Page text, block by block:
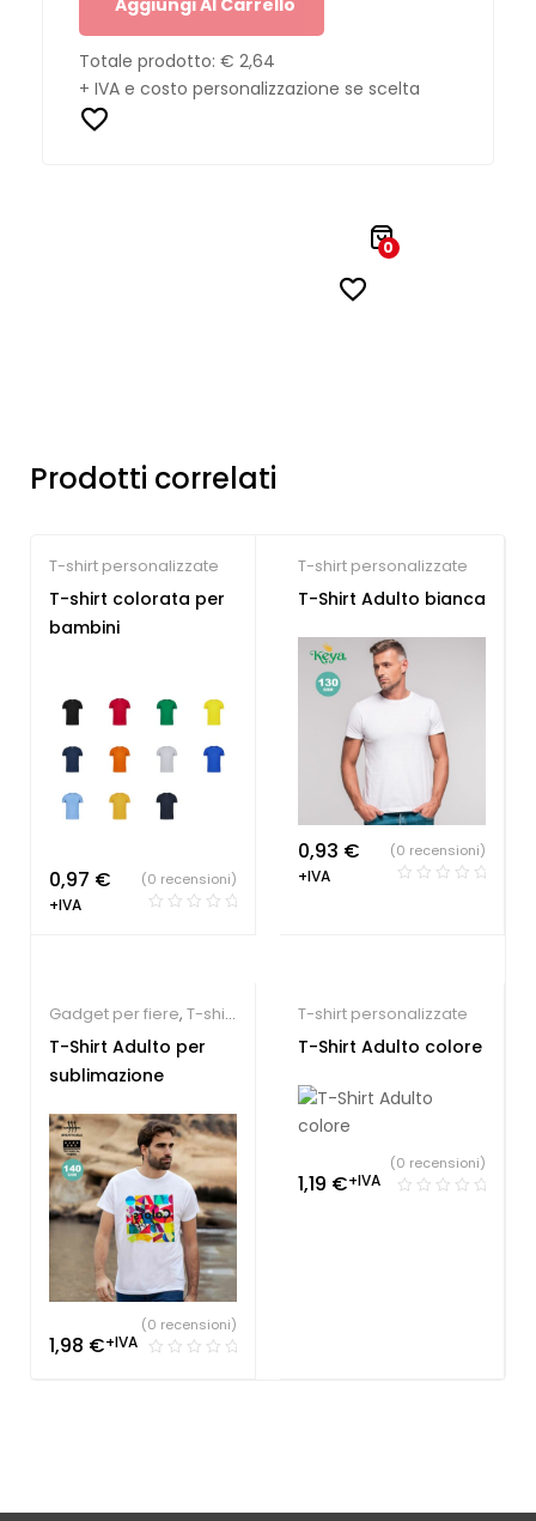
Totale prodotto: € 2,64
+ IVA e costo personalizzazione se scelta
0
Prodotti correlati
T-shirt personalizzate
T-shirt colorata per
bambini
0,97 €
+IVA
(0 recensioni)
T-shirt personalizzate
T-Shirt Adulto bianca
0,93 €
+IVA
(0 recensioni)
Gadget per fiere, T-shirt
personalizzate
T-Shirt Adulto per
sublimazione
1,98 €+IVA
(0 recensioni)
T-shirt personalizzate
T-Shirt Adulto colore
1,19 €+IVA
(0 recensioni)